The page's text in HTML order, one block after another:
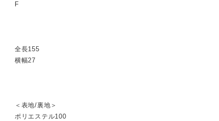
F
全長155
横幅27
＜表地/裏地＞
ポリエステル100